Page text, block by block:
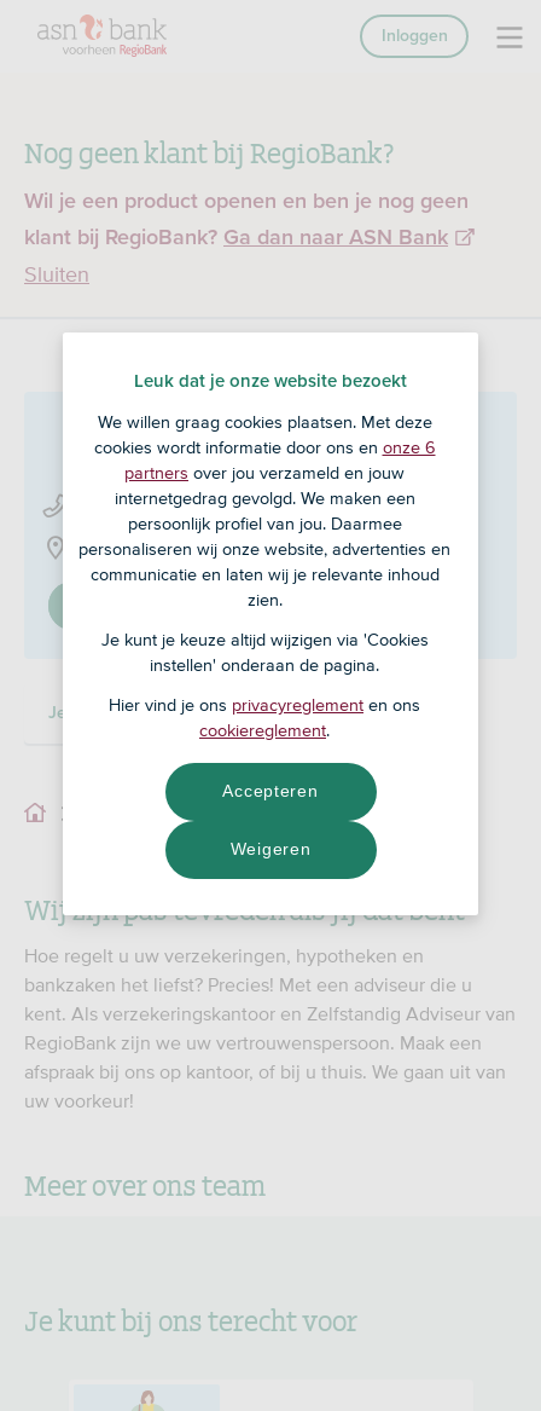
Nog geen klant bij RegioBank?
Wil je een product openen en ben je nog geen
klant bij RegioBank? Ga dan naar ASN Bank
Sluiten
Inloggen
Vrolijk FDin Andijk
0228 - 59 24 20
Middenweg 34, 1619 BM
Stel in als mijn adviseur
Je adviseur
Je adviseur
Wij zijn pas tevreden als jij dat bent
Hoe regelt u uw verzekeringen, hypotheken en
bankzaken het liefst? Precies! Met een adviseur die u
kent. Als verzekeringskantoor en Zelfstandig Adviseur van
RegioBank zijn we uw vertrouwenspersoon. Maak een
afspraak bij ons op kantoor, of bij u thuis. We gaan uit van
uw voorkeur!
Meer over ons team
Je kunt bij ons terecht voor
Leuk dat je onze website bezoekt
We willen graag cookies plaatsen. Met deze
cookies wordt informatie door ons en onze 6
partners over jou verzameld en jouw
internetgedrag gevolgd. We maken een
persoonlijk profiel van jou. Daarmee
personaliseren wij onze website, advertenties en
communicatie en laten wij je relevante inhoud
zien.
Je kunt je keuze altijd wijzigen via 'Cookies
instellen' onderaan de pagina.
Hier vind je ons privacyreglement en ons
cookiereglement.
Weigeren
Accepteren